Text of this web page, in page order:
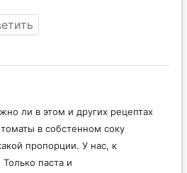
ли в этом и других рецептах
в собстенном соку
пропорции. У нас, к
паста и